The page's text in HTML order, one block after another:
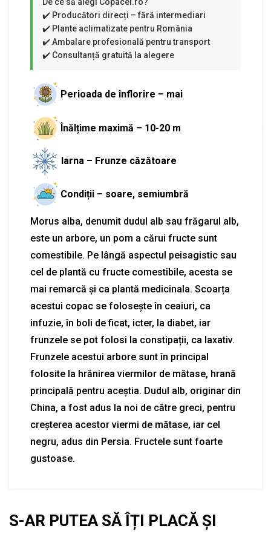
Perioada de înflorire – mai
Înălțime maximă – 10-20 m
Iarna – Frunze căzătoare
Condiții – soare, semiumbră
Morus alba, denumit dudul alb sau frăgarul alb,
este un arbore, un pom a cărui fructe sunt
comestibile. Pe lângă aspectul peisagistic sau
cel de plantă cu fructe comestibile, acesta se
mai remarcă și ca plantă medicinala. Scoarța
acestui copac se folosește în ceaiuri, ca
infuzie, în boli de ficat, icter, la diabet, iar
frunzele se pot folosi la constipații, ca laxativ.
Frunzele acestui arbore sunt în principal
folosite la hrănirea viermilor de mătase, hrană
principală pentru aceștia. Dudul alb, originar din
China, a fost adus la noi de către greci, pentru
creșterea acestor viermi de mătase, iar cel
negru, adus din Persia. Fructele sunt foarte
gustoase.